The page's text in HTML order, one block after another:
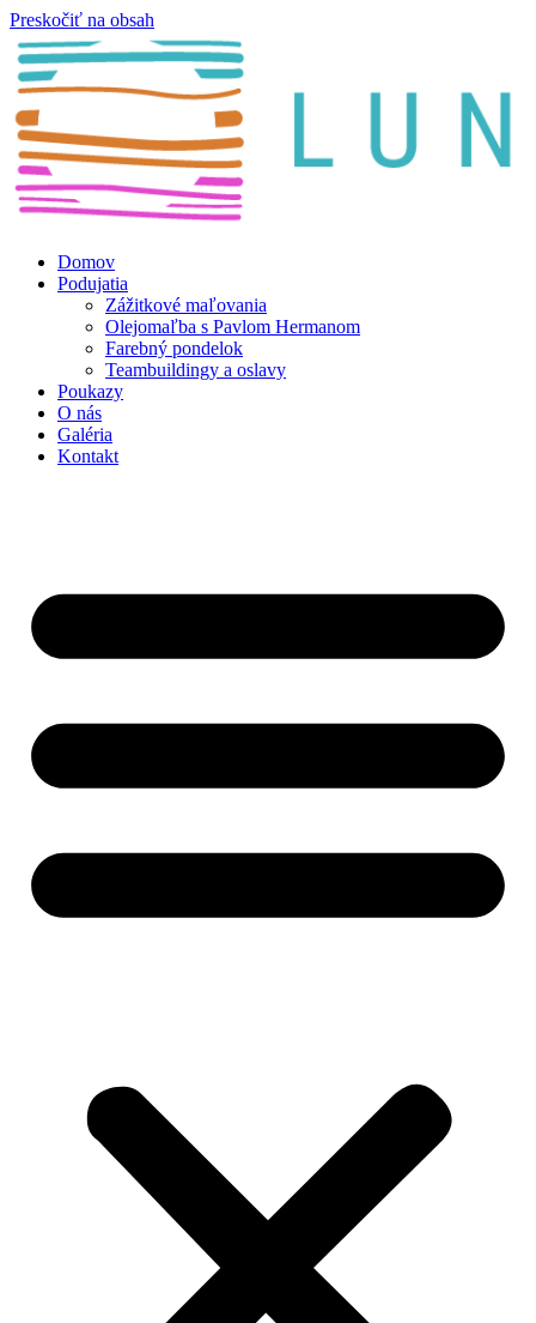
Preskočiť na obsah
Domov
Podujatia
Zážitkové maľovania
Olejomaľba s Pavlom Hermanom
Farebný pondelok
Teambuildingy a oslavy
Poukazy
O nás
Galéria
Kontakt